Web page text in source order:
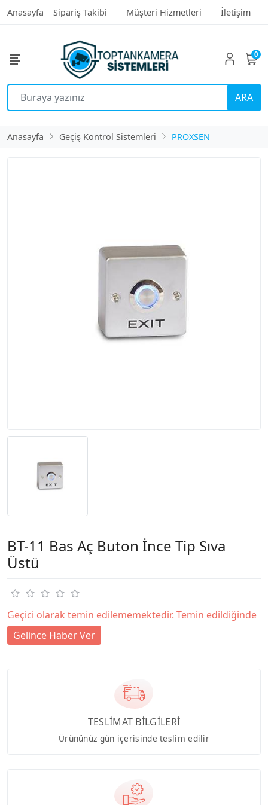
Anasayfa Sipariş Takibi Müşteri Hizmetleri İletişim
ARA
0
Anasayfa Geçiş Kontrol Sistemleri PROXSEN
BT-11 Bas Aç Buton İnce Tip Sıva
Üstü
Geçici olarak temin edilememektedir. Temin edildiğinde
Gelince Haber Ver
TESLİMAT BİLGİLERİ
Ürününüz gün içerisinde teslim edilir